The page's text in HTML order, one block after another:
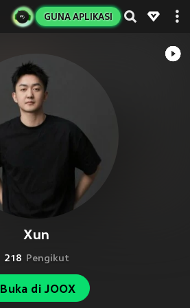
GUNA APLIKASI
Xun
218 Pengikut
Buka di JOOX